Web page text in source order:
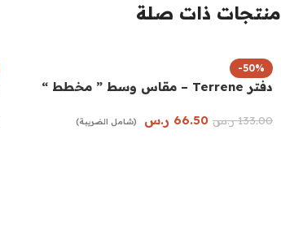
منتجات ذات صلة
-50%
دفتر Terrene – مقاس وسط ” مخطط “
133.00 ر.س 66.50 ر.س (شامل الضريبة)